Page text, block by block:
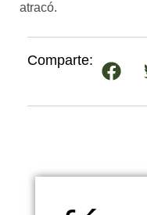
atracó.
Comparte: